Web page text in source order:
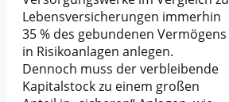
Lebensversicherungen immerhin
35 % des gebundenen Vermögens
in Risikoanlagen anlegen.
Dennoch muss der verbleibende
Kapitalstock zu einem großen